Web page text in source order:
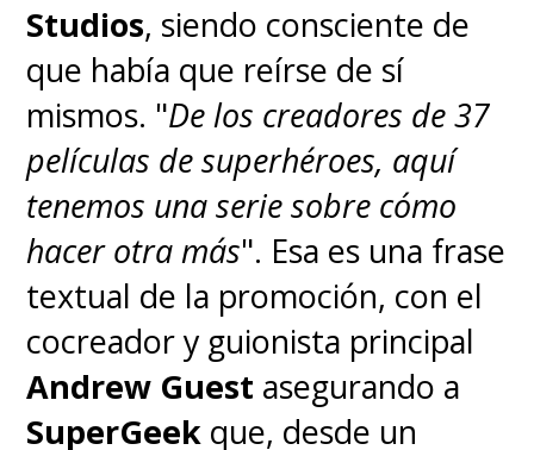
Erana James(Curly),Adarsh
Gourav(Slightly),Jonathan
Ajayi(Smee),Kit Young
(Tootles),Diêm Camille
(Siberian),Moe Bar-El (Rashidi) y
Sandra Yi Sencindiver (Yutani).
Respecto a la historia, Hawley
explicó la ambientación en la
Studios, siendo consciente de
que había que reírse de sí
mismos. "De los creadores de 37
películas de superhéroes, aquí
tenemos una serie sobre cómo
hacer otra más". Esa es una frase
textual de la promoción, con el
cocreador y guionista principal
Andrew Guest asegurando a
SuperGeek que, desde un